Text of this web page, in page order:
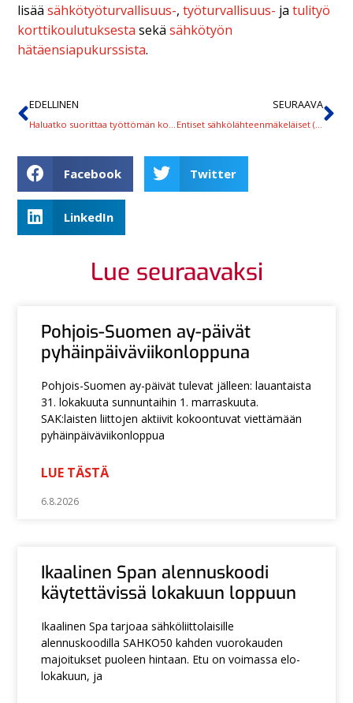
lisääsähkötyöturvallisuus-,työturvallisuus- jatulityö
korttikoulutuksesta sekäsähkötyön
hätäensiapukurssista.
EDELLINEN SEURAAVA
Entiset sähkölähteenmäkeläiset (ja muutkin), kesällä Paimion Sähkömuseoon, mars
Facebook Twitter
LinkedIn
Lue seuraavaksi
Pohjois-Suomen ay-päivät
pyhäinpäiväviikonloppuna
Pohjois-Suomen ay-päivät tulevat jälleen: lauantaista
31. lokakuuta sunnuntaihin 1. marraskuuta.
SAK:laisten liittojen aktiivit kokoontuvat viettämään
pyhäinpäiväviikonloppua
LUE TÄSTÄ
6.8.2026
Ikaalinen Span alennuskoodi
käytettävissä lokakuun loppuun
Ikaalinen Spa tarjoaa sähköliittolaisille
alennuskoodilla SAHKO50 kahden vuorokauden
majoitukset puoleen hintaan. Etu on voimassa elo-
lokakuun, ja